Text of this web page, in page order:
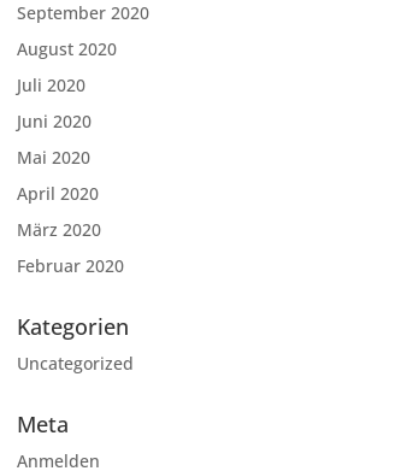
September 2020
August 2020
Juli 2020
Juni 2020
Mai 2020
April 2020
März 2020
Februar 2020
Kategorien
Uncategorized
Meta
Anmelden